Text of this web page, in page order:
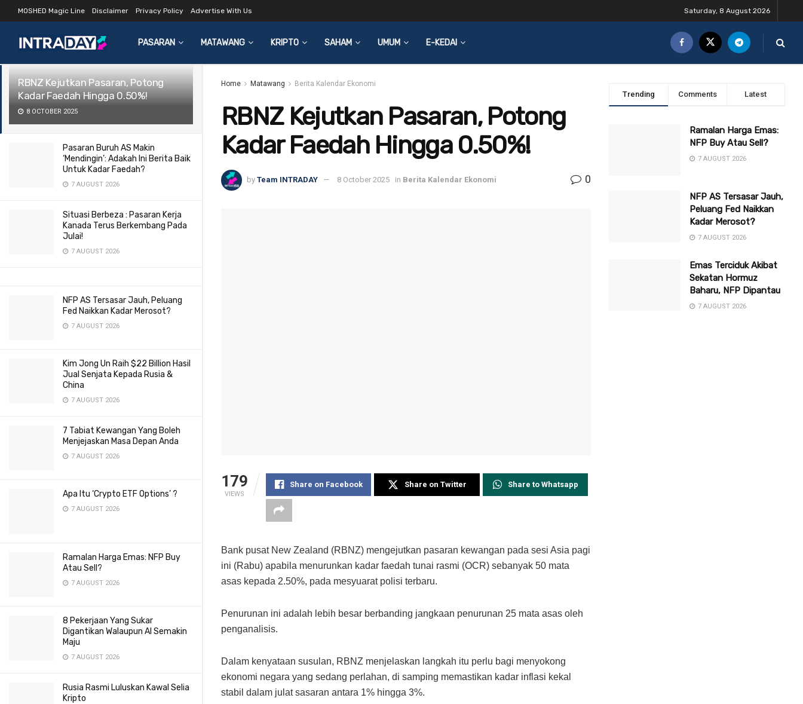
LATEST TRENDING Filter
RBNZ Kejutkan Pasaran, Potong
Kadar Faedah Hingga 0.50%!
8 OCTOBER 2025
Pasaran Buruh AS Makin
‘Mendingin’: Adakah Ini Berita Baik
Untuk Kadar Faedah?
7 AUGUST 2026
Situasi Berbeza : Pasaran Kerja
Kanada Terus Berkembang Pada
Julai!
7 AUGUST 2026
NFP AS Tersasar Jauh, Peluang
Fed Naikkan Kadar Merosot?
7 AUGUST 2026
Kim Jong Un Raih $22 Billion Hasil
Jual Senjata Kepada Rusia &
China
7 AUGUST 2026
7 Tabiat Kewangan Yang Boleh
Menjejaskan Masa Depan Anda
7 AUGUST 2026
Apa Itu ‘Crypto ETF Options’ ?
7 AUGUST 2026
Ramalan Harga Emas: NFP Buy
Atau Sell?
7 AUGUST 2026
8 Pekerjaan Yang Sukar
Digantikan Walaupun AI Semakin
Maju
7 AUGUST 2026
Rusia Rasmi Luluskan Kawal Selia
Kripto
MOSHED Magic Line Disclaimer Privacy Policy Advertise With Us Saturday, 8 August 2026
PASARAN MATAWANG KRIPTO SAHAM UMUM E-KEDAI
Home Matawang Berita Kalendar Ekonomi
RBNZ Kejutkan Pasaran, Potong
Kadar Faedah Hingga 0.50%!
by Team INTRADAY 8 October 2025 in Berita Kalendar Ekonomi 0
179
VIEWS
Share on Facebook Share on Twitter Share to Whatsapp
Bank pusat New Zealand (RBNZ) mengejutkan pasaran kewangan pada sesi Asia pagi
ini (Rabu) apabila menurunkan kadar faedah tunai rasmi (OCR) sebanyak 50 mata
asas kepada 2.50%, pada mesyuarat polisi terbaru.
Penurunan ini adalah lebih besar berbanding jangkaan penurunan 25 mata asas oleh
penganalisis.
Dalam kenyataan susulan, RBNZ menjelaskan langkah itu perlu bagi menyokong
ekonomi negara yang sedang perlahan, di samping memastikan kadar inflasi kekal
stabil dalam julat sasaran antara 1% hingga 3%.
Trending Comments Latest
Ramalan Harga Emas:
NFP Buy Atau Sell?
7 AUGUST 2026
NFP AS Tersasar Jauh,
Peluang Fed Naikkan
Kadar Merosot?
7 AUGUST 2026
Emas Terciduk Akibat
Sekatan Hormuz
Baharu, NFP Dipantau
7 AUGUST 2026